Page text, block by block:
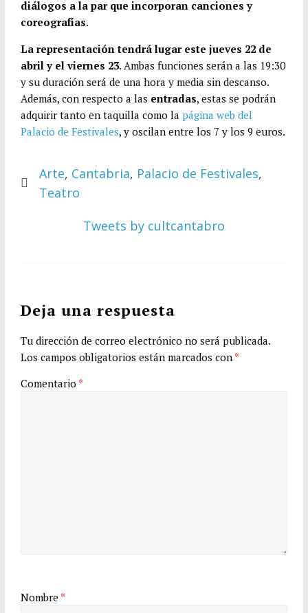
diálogos a la par que incorporan canciones y
coreografías.
La representación tendrá lugar este jueves 22 de
abril y el viernes 23. Ambas funciones serán a las 19:30
y su duración será de una hora y media sin descanso.
Además, con respecto a las entradas, estas se podrán
adquirir tanto en taquilla como la página web del
Palacio de Festivales, y oscilan entre los 7 y los 9 euros.
Arte, Cantabria, Palacio de Festivales,
Teatro
Tweets by cultcantabro
Deja una respuesta
Tu dirección de correo electrónico no será publicada.
Los campos obligatorios están marcados con *
Comentario *
Nombre *